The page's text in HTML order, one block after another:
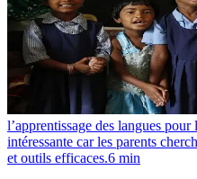
l’apprentissage des langues
intéressante car les parents
et outils efficaces.6 min